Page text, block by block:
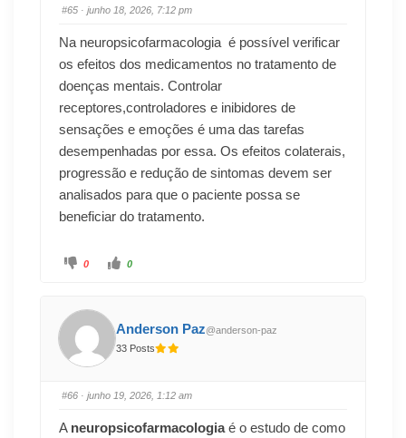
#65 · junho 18, 2026, 7:12 pm
Na neuropsicofarmacologia é possível verificar
os efeitos dos medicamentos no tratamento de
doenças mentais. Controlar
receptores,controladores e inibidores de
sensações e emoções é uma das tarefas
desempenhadas por essa. Os efeitos colaterais,
progressão e redução de sintomas devem ser
analisados para que o paciente possa se
beneficiar do tratamento.
0 0
Anderson Paz@anderson-paz
33 Posts
#66 · junho 19, 2026, 1:12 am
A neuropsicofarmacologiaé o estudo de como